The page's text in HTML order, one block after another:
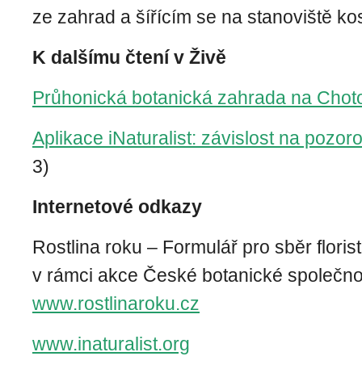
ze zahrad a šířícím se na stanoviště
K dalšímu čtení v Živě
Průhonická botanická zahrada na
Aplikace iNaturalist: závislost na
3)
Internetové odkazy
Rostlina roku – Formulář pro sběr
v rámci akce České botanické
www.rostlinaroku.cz
www.inaturalist.org